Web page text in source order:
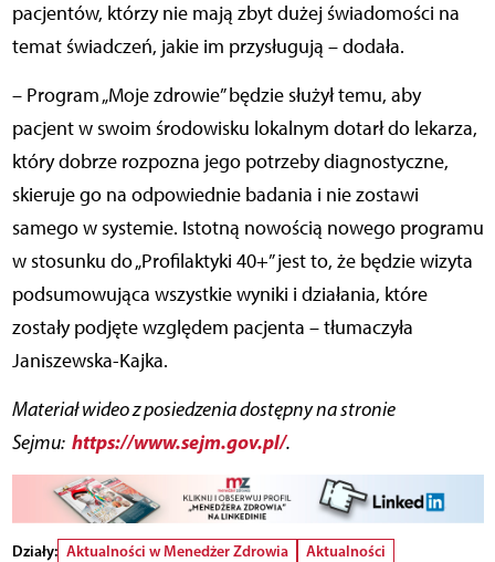
pacjentów, którzy nie mają zbyt dużej świadomości na
temat świadczeń, jakie im przysługują – dodała.
– Program „Moje zdrowie” będzie służył temu, aby
pacjent w swoim środowisku lokalnym dotarł do lekarza,
który dobrze rozpozna jego potrzeby diagnostyczne,
skieruje go na odpowiednie badania i nie zostawi
samego w systemie. Istotną nowością nowego programu
w stosunku do „Profilaktyki 40+” jest to, że będzie wizyta
podsumowująca wszystkie wyniki i działania, które
zostały podjęte względem pacjenta – tłumaczyła
Janiszewska-Kajka.
Materiał wideo z posiedzenia dostępny na stronie
Sejmu: https://www.sejm.gov.pl/.
Działy: Aktualności w Menedżer Zdrowia
Aktualności